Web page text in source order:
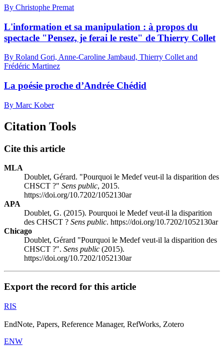
By Christophe Premat
L'information et sa manipulation : à propos du
spectacle "Pensez, je ferai le reste" de Thierry Collet
By Roland Gori, Anne-Caroline Jambaud, Thierry Collet and
Frédéric Martinez
La poésie proche d’Andrée Chédid
By Marc Kober
Citation Tools
Cite this article
MLA
Doublet, Gérard. "Pourquoi le Medef veut-il la disparition des
CHSCT ?" Sens public, 2015.
https://doi.org/10.7202/1052130ar
APA
Doublet, G. (2015). Pourquoi le Medef veut-il la disparition
des CHSCT ? Sens public. https://doi.org/10.7202/1052130ar
Chicago
Doublet, Gérard "Pourquoi le Medef veut-il la disparition des
CHSCT ?". Sens public (2015).
https://doi.org/10.7202/1052130ar
Export the record for this article
RIS
EndNote, Papers, Reference Manager, RefWorks, Zotero
ENW